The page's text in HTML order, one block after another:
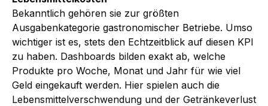
Bekanntlich gehören sie zur größten
Ausgabenkategorie gastronomischer Betriebe. Umso
wichtiger ist es, stets den Echtzeitblick auf diesen KPI
zu haben. Dashboards bilden exakt ab, welche
Produkte pro Woche, Monat und Jahr für wie viel
Geld eingekauft werden. Hier spielen auch die
Lebensmittelverschwendung und der Getränkeverlust